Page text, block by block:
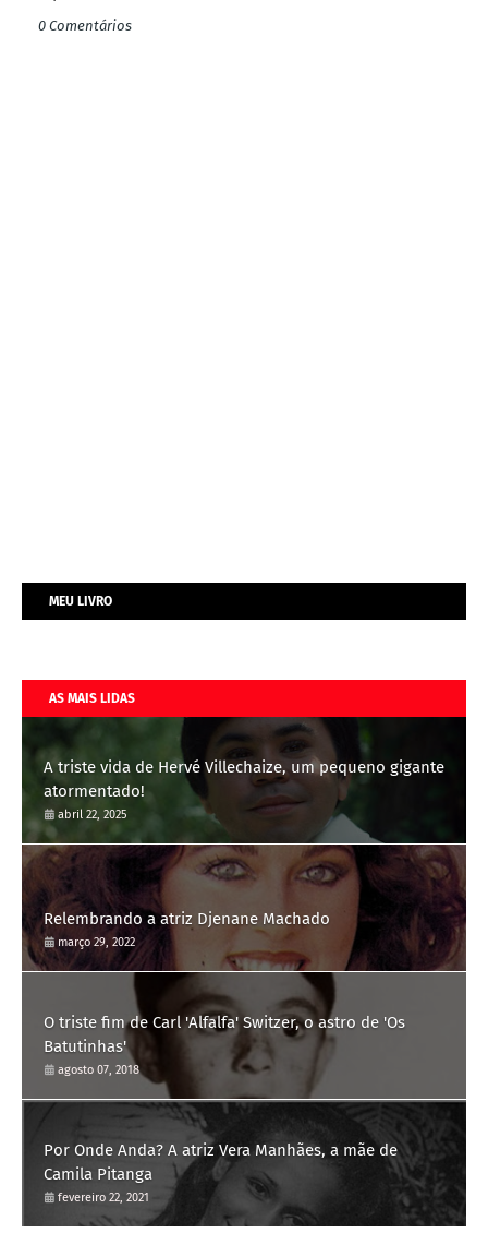
0 Comentários
MEU LIVRO
AS MAIS LIDAS
A triste vida de Hervé Villechaize, um pequeno gigante
atormentado!
abril 22, 2025
Relembrando a atriz Djenane Machado
março 29, 2022
O triste fim de Carl 'Alfalfa' Switzer, o astro de 'Os
Batutinhas'
agosto 07, 2018
Por Onde Anda? A atriz Vera Manhães, a mãe de
Camila Pitanga
fevereiro 22, 2021